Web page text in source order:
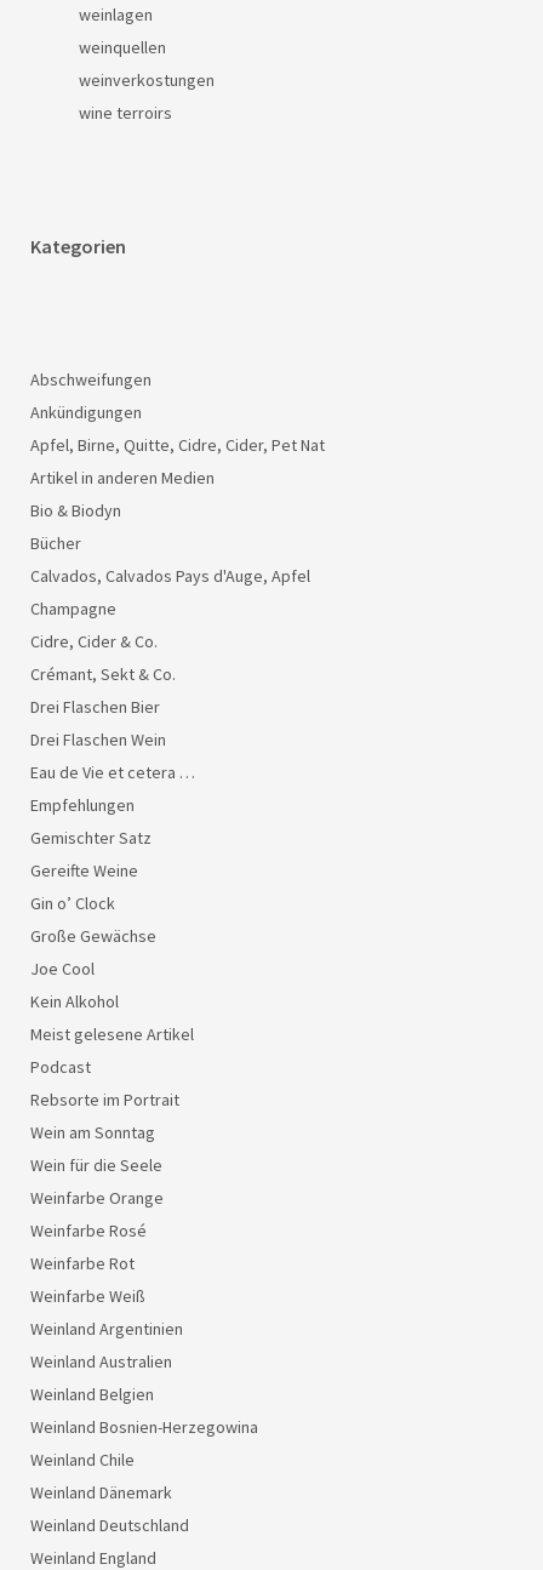
weinlagen
weinquellen
weinverkostungen
wine terroirs
Kategorien
Abschweifungen
Ankündigungen
Apfel, Birne, Quitte, Cidre, Cider, Pet Nat
Artikel in anderen Medien
Bio & Biodyn
Bücher
Calvados, Calvados Pays d'Auge, Apfel
Champagne
Cidre, Cider & Co.
Crémant, Sekt & Co.
Drei Flaschen Bier
Drei Flaschen Wein
Eau de Vie et cetera …
Empfehlungen
Gemischter Satz
Gereifte Weine
Gin o’ Clock
Große Gewächse
Joe Cool
Kein Alkohol
Meist gelesene Artikel
Podcast
Rebsorte im Portrait
Wein am Sonntag
Wein für die Seele
Weinfarbe Orange
Weinfarbe Rosé
Weinfarbe Rot
Weinfarbe Weiß
Weinland Argentinien
Weinland Australien
Weinland Belgien
Weinland Bosnien-Herzegowina
Weinland Chile
Weinland Dänemark
Weinland Deutschland
Weinland England